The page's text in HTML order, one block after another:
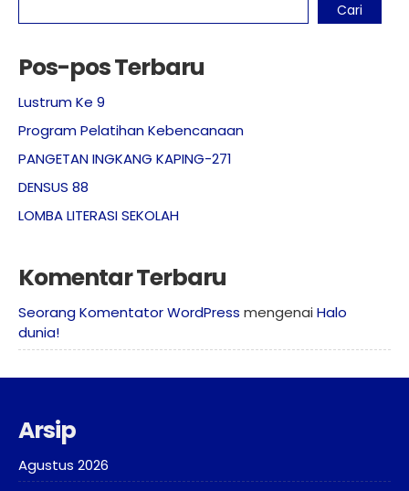
Cari
Pos-pos Terbaru
Lustrum Ke 9
Program Pelatihan Kebencanaan
PANGETAN INGKANG KAPING-271
DENSUS 88
LOMBA LITERASI SEKOLAH
Komentar Terbaru
Seorang Komentator WordPress mengenai Halo
dunia!
Arsip
Agustus 2026